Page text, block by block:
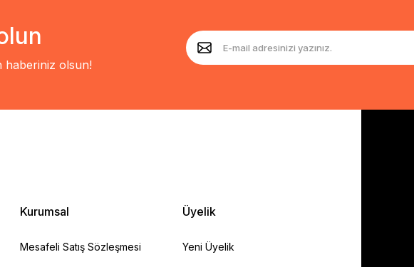
haberiniz olsun!
Kurumsal
Mesafeli Satış Sözleşmesi
Üyelik
Yeni Üyelik